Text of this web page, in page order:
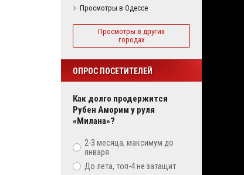
Просмотры в Одессе
Просмотры в других
городах
ОПРОС ПОСЕТИТЕЛЕЙ
Как долго продержится
Рубен Аморим у руля
«Милана»?
2-3 месяца, максимум до
января
До лета, топ-4 не затащит